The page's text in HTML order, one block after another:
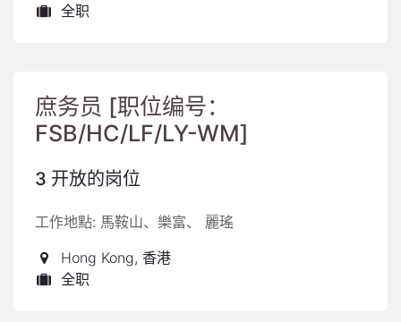
全职
庶务员 [职位编号：
FSB/HC/LF/LY-WM]
3 开放的岗位
工作地點: 馬鞍山、樂富、 麗瑤
Hong Kong, 香港
全职